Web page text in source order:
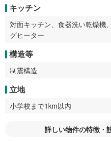
キッチン
対面キッチン、食器洗い乾燥機
グヒーター
構造等
制震構造
立地
小学校まで1km以内
詳しい物件の特徴・